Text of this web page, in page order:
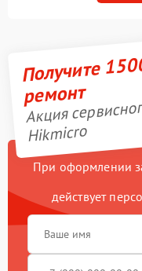
Получите
ремонт
Акция
Hikmicro
При оформлении
действует